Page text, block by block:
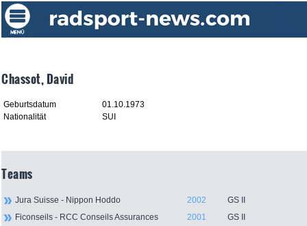
Chassot, David
Geburtsdatum
01.10.1973
Nationalität
SUI
Teams
Jura Suisse - Nippon Hoddo 2002
GS II
Ficonseils - RCC Conseils Assurances
2001
GS II